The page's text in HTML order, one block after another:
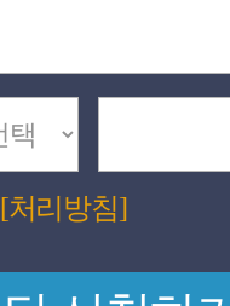
[처리방침]